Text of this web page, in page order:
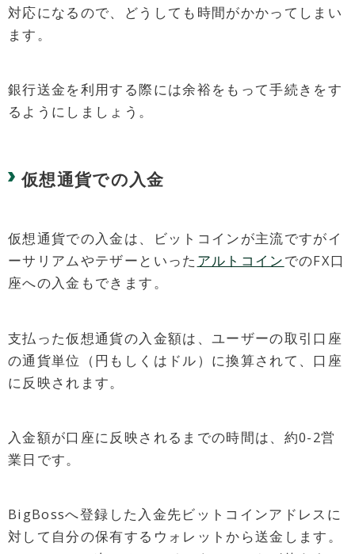
対応になるので、どうしても時間がかかってしまい
ます。
銀行送金を利用する際には余裕をもって手続きをす
るようにしましょう。
仮想通貨での入金
仮想通貨での入金は、ビットコインが主流ですがイ
ーサリアムやテザーといった アルトコインでのFX口
座への入金もできます。
支払った仮想通貨の入金額は、ユーザーの取引口座
の通貨単位（円もしくはドル）に換算されて、口座
に反映されます。
入金額が口座に反映されるまでの時間は、約0-2営
業日です。
BigBossへ登録した入金先ビットコインアドレスに
対して自分の保有するウォレットから送金します。